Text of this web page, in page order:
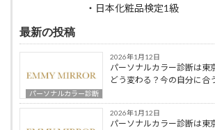
・日本化粧品検定1級
最新の投稿
パーソナルカラー診断
2026年1月12日
パーソナルカラー診断は東
どう変わる？今の自分に合
2026年1月12日
パーソナルカラー診断は東